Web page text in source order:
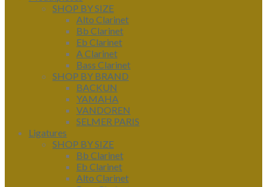
SHOP BY SIZE
Alto Clarinet
Bb Clarinet
Eb Clarinet
A Clarinet
Bass Clarinet
SHOP BY BRAND
BACKUN
YAMAHA
VANDOREN
SELMER PARIS
Ligatures
SHOP BY SIZE
Bb Clarinet
Eb Clarinet
Alto Clarinet